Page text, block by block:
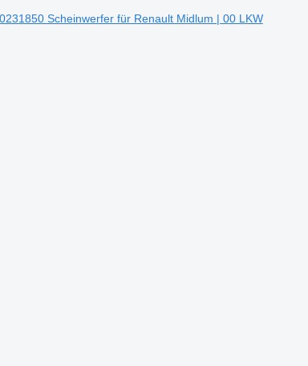
Scheinwerfer für Renault Midlum | 00 LKW